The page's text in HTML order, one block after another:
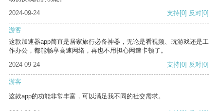
2024-09-24
支持[0] 反对[0]
游客
这款加速器app简直是居家旅行必备神器，无论是看视频、玩游戏还是工
作办公，都能畅享高速网络，再也不用担心网速卡顿了。
2024-09-24
支持[0] 反对[0]
游客
这款app的功能非常丰富，可以满足我不同的社交需求。